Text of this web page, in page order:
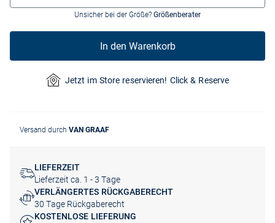
Unsicher bei der Größe? Größenberater
In den Warenkorb
Jetzt im Store reservieren! Click & Reserve
Versand durch VAN GRAAF
LIEFERZEIT
Lieferzeit ca. 1 - 3 Tage
VERLÄNGERTES RÜCKGABERECHT
30 Tage Rückgaberecht
KOSTENLOSE LIEFERUNG